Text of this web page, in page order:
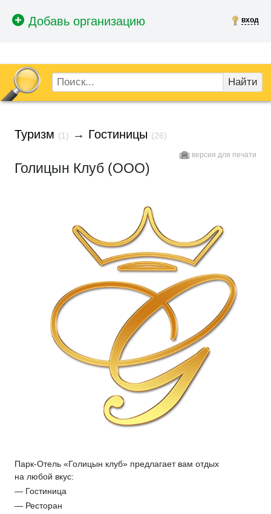
вход
Найти
Туризм (1) → Гостиницы (26)
версия для печати
Голицын Клуб (ООО)
Парк-Отель «Голицын клуб» предлагает вам отдых
на любой вкус:
— Гостиница
— Ресторан